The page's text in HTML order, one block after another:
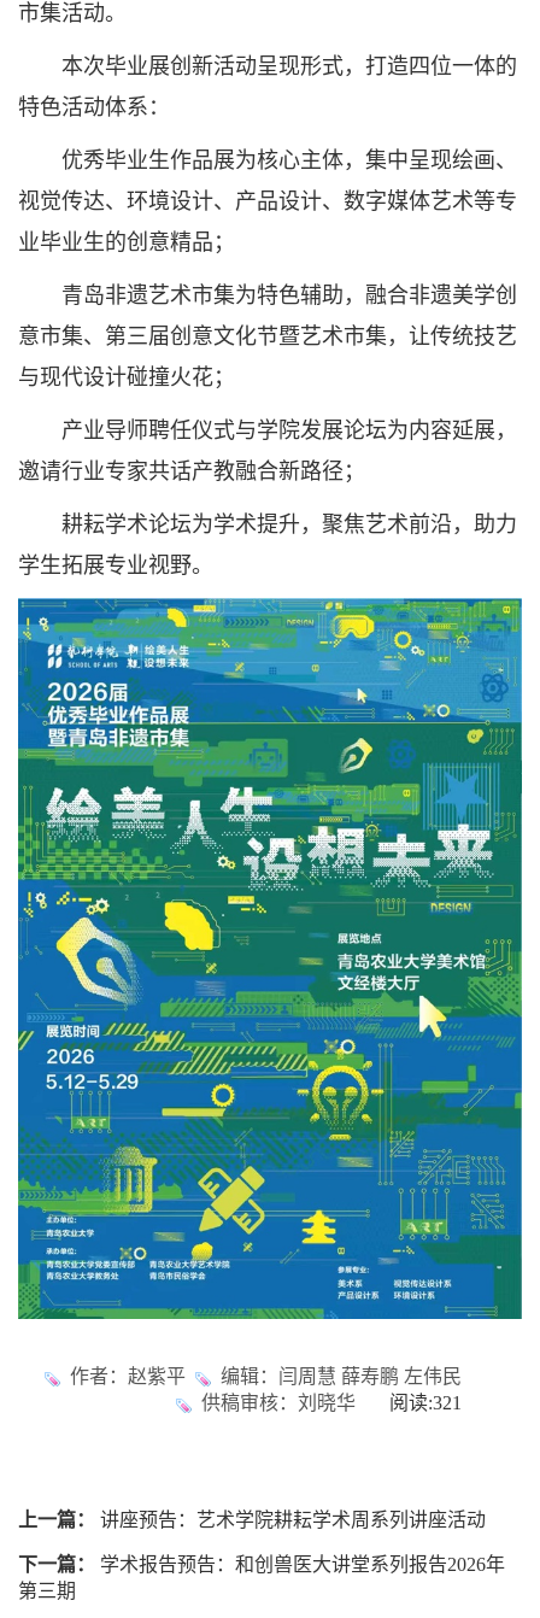
市集活动。
本次毕业展创新活动呈现形式，打造四位一体的
特色活动体系：
优秀毕业生作品展为核心主体，集中呈现绘画、
视觉传达、环境设计、产品设计、数字媒体艺术等专
业毕业生的创意精品；
青岛非遗艺术市集为特色辅助，融合非遗美学创
意市集、第三届创意文化节暨艺术市集，让传统技艺
与现代设计碰撞火花；
产业导师聘任仪式与学院发展论坛为内容延展，
邀请行业专家共话产教融合新路径；
耕耘学术论坛为学术提升，聚焦艺术前沿，助力
学生拓展专业视野。
作者：赵紫平
编辑：闫周慧 薛寿鹏 左伟民
供稿审核：刘晓华 阅读:321
上一篇： 讲座预告：艺术学院耕耘学术周系列讲座活动
下一篇：
学术报告预告：和创兽医大讲堂系列报告2026年
第三期